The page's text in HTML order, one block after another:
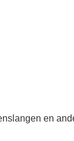
en